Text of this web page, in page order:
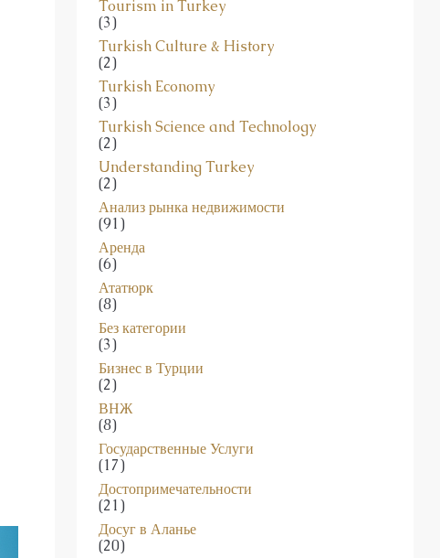
Tourism in Turkey
(3)
Turkish Culture & History
(2)
Turkish Economy
(3)
Turkish Science and Technology
(2)
Understanding Turkey
(2)
Анализ рынка недвижимости
(91)
Аренда
(6)
Ататюрк
(8)
Без категории
(3)
Бизнес в Турции
(2)
ВНЖ
(8)
Государственные Услуги
(17)
Достопримечательности
(21)
Досуг в Аланье
(20)